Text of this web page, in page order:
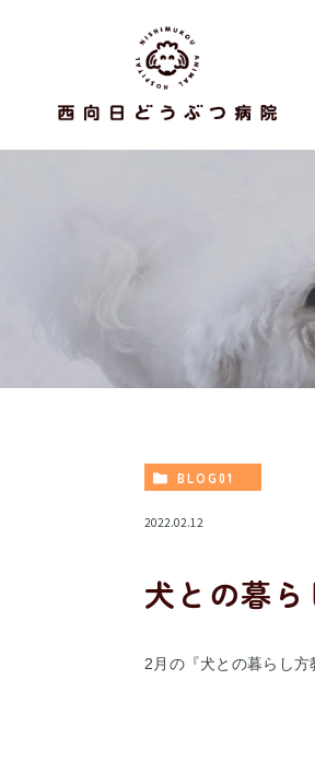
BLOG01
2022.02.12
犬との暮
2月の『犬との暮らし方